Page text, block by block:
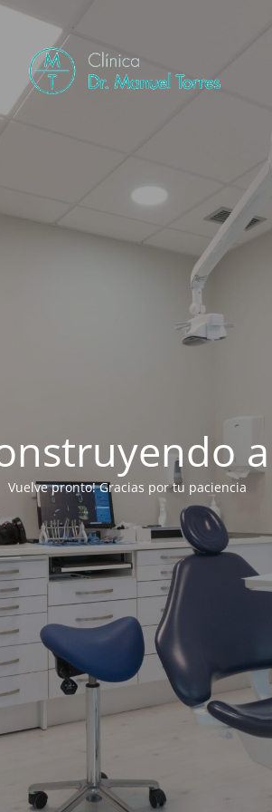
Vuelve pronto! Gracias por tu paciencia